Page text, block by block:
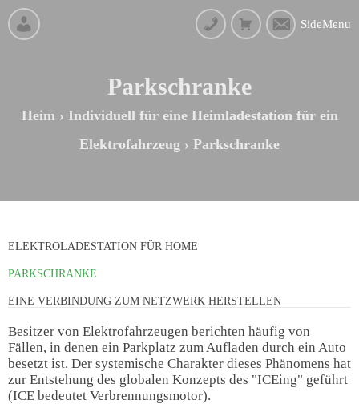
SideMenu
Parkschranke
Heim › Individuell für eine Heimladestation für ein
Elektrofahrzeug › Parkschranke
ELEKTROLADESTATION FÜR HOME
PARKSCHRANKE
EINE VERBINDUNG ZUM NETZWERK HERSTELLEN
Besitzer von Elektrofahrzeugen berichten häufig von
Fällen, in denen ein Parkplatz zum Aufladen durch ein Auto
besetzt ist. Der systemische Charakter dieses Phänomens hat
zur Entstehung des globalen Konzepts des "ICEing" geführt
(ICE bedeutet Verbrennungsmotor).